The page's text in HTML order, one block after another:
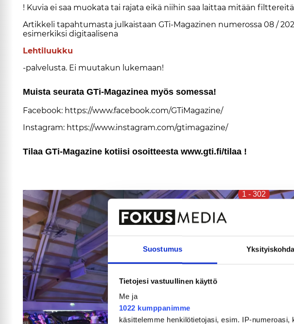
Suostumus
Tietojesi vastuullinen käyttö
Me ja
1022 kumppanimme
käsittelemme henkilötietojasi, esim. IP-
! Ku­via ei saa muo­ka­ta tai ra­ja­ta ei­kä nii­hin saa lait­taa mi­tään
Ar­tik­ke­li ta­pah­tu­mas­ta jul­kais­taan GTi-Ma­ga­zi­nen nu­me­ros­sa 08 /
esi­mer­kik­si di­gi­taa­li­se­na
Leh­ti­luuk­ku
-pal­ve­lus­ta. Ei muu­ta­kun lu­ke­maan!
Muis­ta seu­ra­ta GTi-Ma­ga­zi­nea myös so­mes­sa!
Fa­ce­book: https://www.fa­ce­book.com/GTi­Ma­ga­zi­ne/
Ins­tag­ram: https://www.ins­tag­ram.com/gti­ma­ga­zi­ne/
Ti­laa GTi-Ma­ga­zi­ne ko­tii­si osoit­tees­ta www.gti.fi/ti­laa !
1 - 302